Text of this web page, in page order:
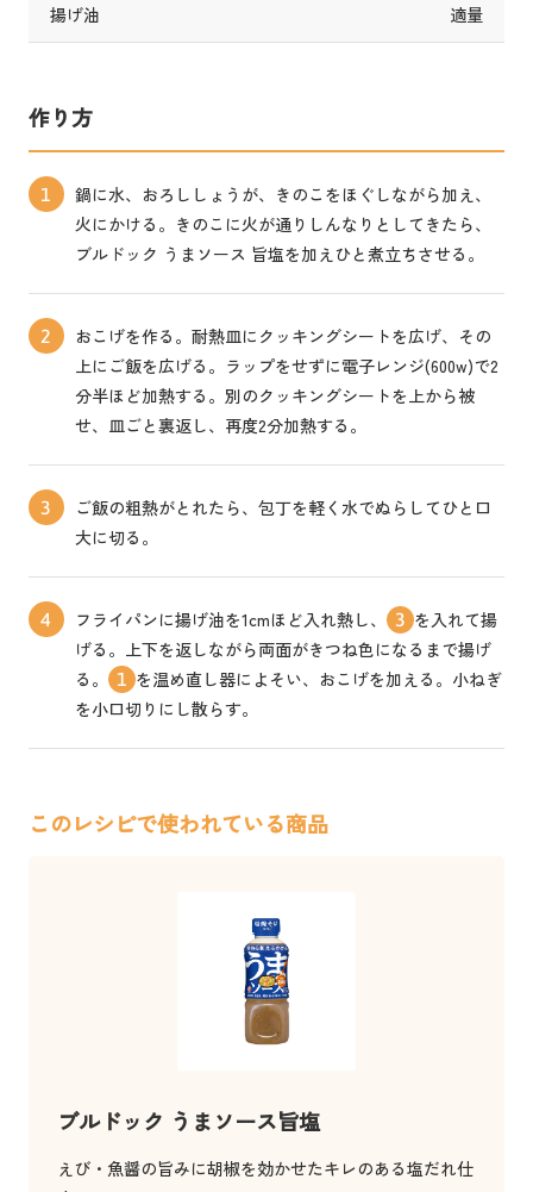
このレシピで使われている商品
ブルドック うまソース旨塩
えび・魚醤の旨みに胡椒を効かせたキレのある塩だれ仕
揚げ油 適量
作り方
1
鍋に水、おろししょうが、きのこをほぐしながら加え、
火にかける。きのこに火が通りしんなりとしてきたら、
ブルドック うまソース 旨塩を加えひと煮立ちさせる。
2
おこげを作る。耐熱皿にクッキングシートを広げ、その
上にご飯を広げる。ラップをせずに電子レンジ(600w)で2
分半ほど加熱する。別のクッキングシートを上から被
せ、皿ごと裏返し、再度2分加熱する。
3
ご飯の粗熱がとれたら、包丁を軽く水でぬらしてひと口
大に切る。
4 フライパンに揚げ油を1cmほど入れ熱し、 3 を入れて揚
げる。上下を返しながら両面がきつね色になるまで揚げ
る。
1 を温め直し器によそい、おこげを加える。小ねぎ
を小口切りにし散らす。